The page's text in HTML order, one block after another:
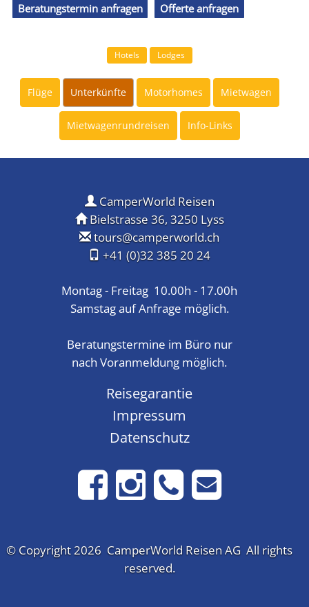
Beratungstermin anfragen Offerte anfragen
Hotels Lodges
Flüge Unterkünfte Motorhomes Mietwagen
Mietwagenrundreisen Info-Links
CamperWorld Reisen
Bielstrasse 36, 3250 Lyss
tours@camperworld.ch
+41 (0)32 385 20 24
Montag - Freitag 10.00h - 17.00h
Samstag auf Anfrage möglich.
Beratungstermine im Büro nur
nach Voranmeldung möglich.
Reisegarantie
Impressum
Datenschutz
© Copyright 2026 CamperWorld Reisen AG All rights
reserved.